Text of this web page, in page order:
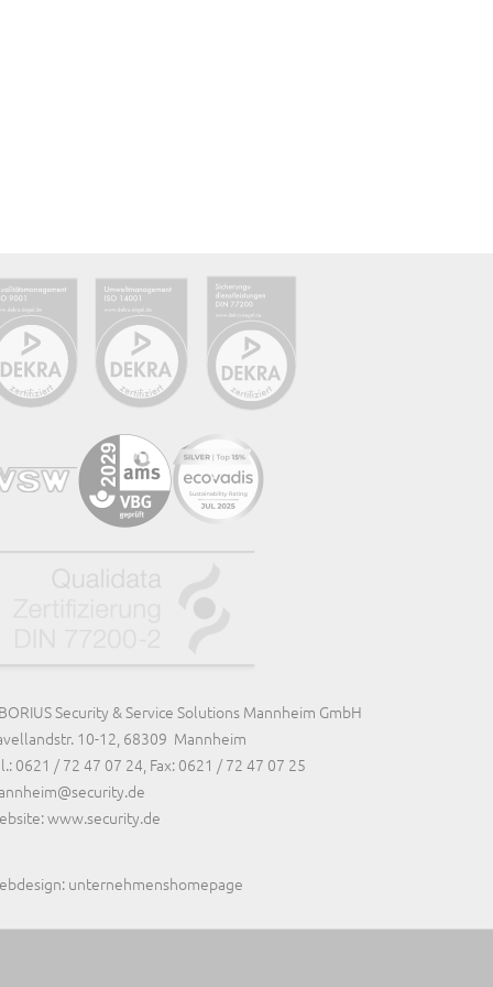
Security & Service Solutions Mannheim GmbH
10-12, 68309 Mannheim
0621 / 72 47 07 24, Fax: 0621 / 72 47 07 25
www.security.de
unternehmenshomepage